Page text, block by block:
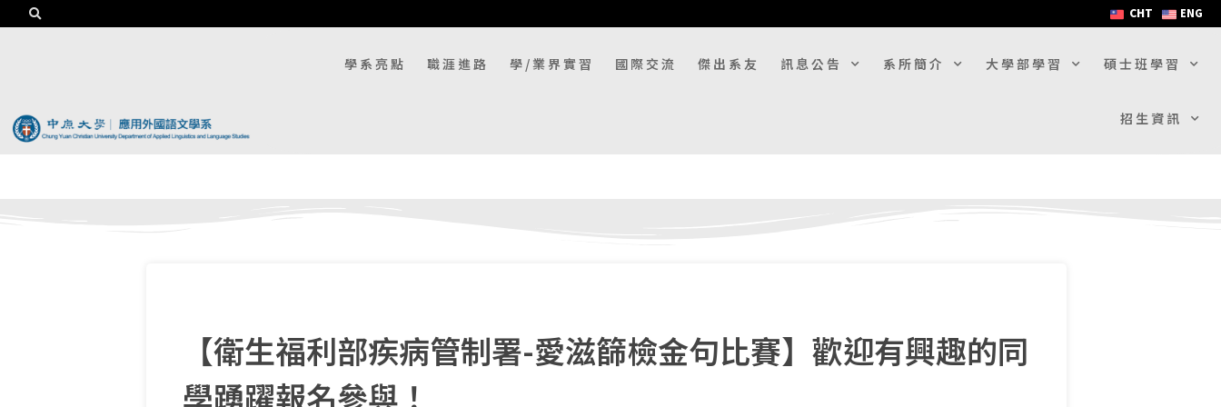
CHT ENG
學系亮點 職涯進路 學/業界實習 國際交流 傑出系友 訊息公告 系所簡介 大學部學習 碩士班學習
招生資訊
【衛生福利部疾病管制署-愛滋篩檢金句比賽】歡迎有興趣的同
學踴躍報名參與！